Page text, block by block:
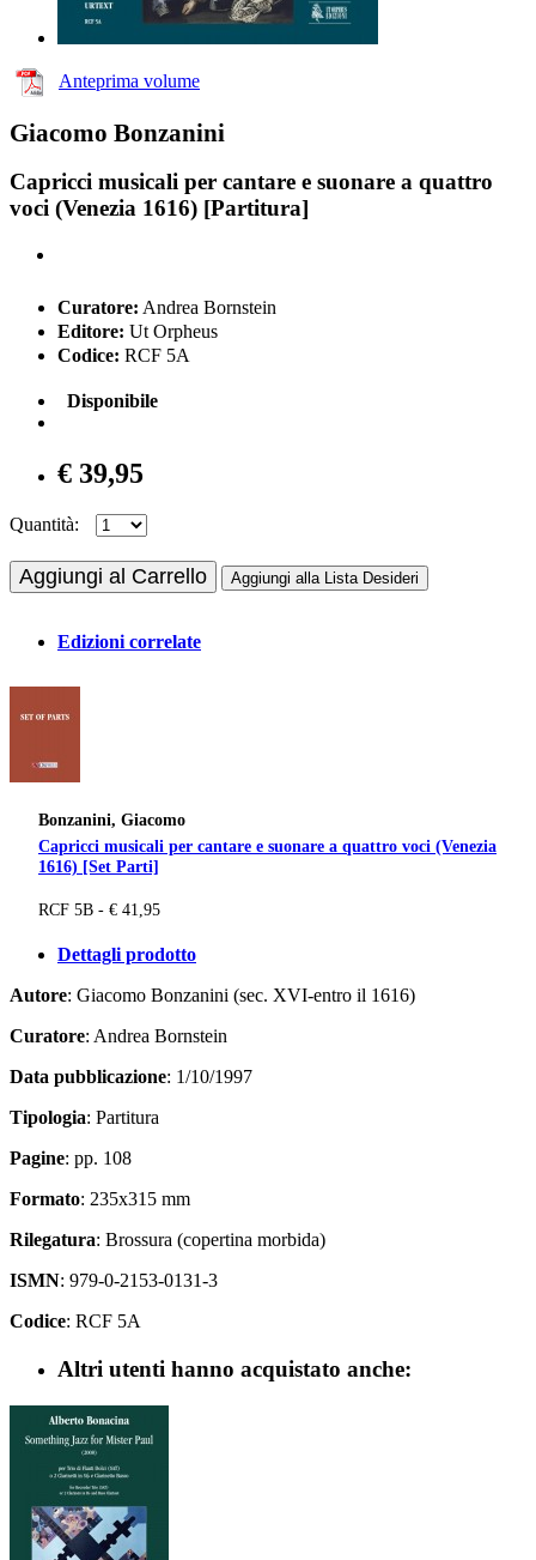
Anteprima volume
Giacomo Bonzanini
Capricci musicali per cantare e suonare a quattro
voci (Venezia 1616) [Partitura]
Curatore: Andrea Bornstein
Editore: Ut Orpheus
Codice: RCF 5A
Disponibile
€ 39,95
Quantità:
Aggiungi al Carrello Aggiungi alla Lista Desideri
Edizioni correlate
Bonzanini, Giacomo
Capricci musicali per cantare e suonare a quattro voci (Venezia
1616) [Set Parti]
RCF 5B - € 41,95
Dettagli prodotto
Autore: Giacomo Bonzanini (sec. XVI-entro il 1616)
Curatore: Andrea Bornstein
Data pubblicazione: 1/10/1997
Tipologia: Partitura
Pagine: pp. 108
Formato: 235x315 mm
Rilegatura: Brossura (copertina morbida)
ISMN: 979-0-2153-0131-3
Codice: RCF 5A
Altri utenti hanno acquistato anche: